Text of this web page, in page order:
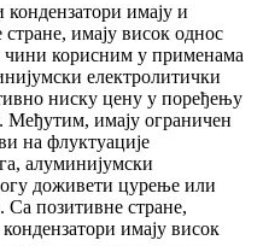
имају и
имају висок однос
чини корисним у применама
електролитички
ниску цену у поређењу
Међутим, имају ограничен
на флуктуације
алуминијумски
доживети цурење или
Са позитивне стране,
имају висок